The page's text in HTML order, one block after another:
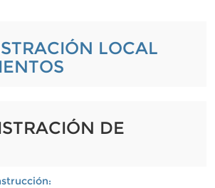
LOCAL
DE